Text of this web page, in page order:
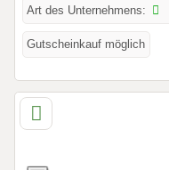
Art des Unternehmens:
Gutscheinkauf möglich